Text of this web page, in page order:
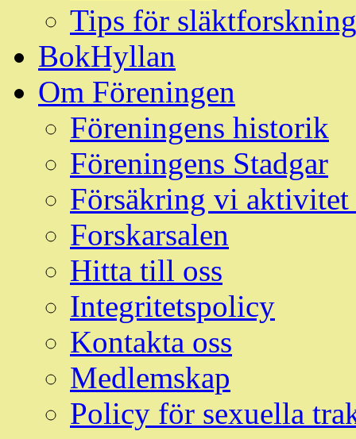
Tips för
BokHyllan
Om Föreningen
Föreningens historik
Föreningens Stadgar
Försäkring vi aktivitet
Forskarsalen
Hitta till oss
Integritetspolicy
Kontakta oss
Medlemskap
Policy för sexuella